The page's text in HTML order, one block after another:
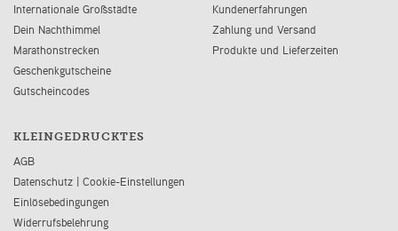
Internationale Großstädte
Dein Nachthimmel
Marathonstrecken
Geschenkgutscheine
Gutscheincodes
Kundenerfahrungen
Zahlung und Versand
Produkte und Lieferzeiten
KLEINGEDRUCKTES
AGB
Datenschutz | Cookie-Einstellungen
Einlösebedingungen
Widerrufsbelehrung